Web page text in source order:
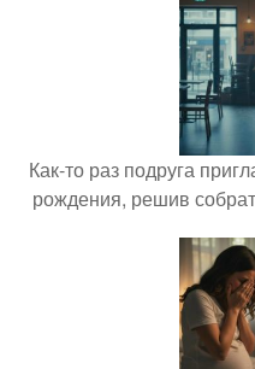
Как-то раз подруга
рождения, решив